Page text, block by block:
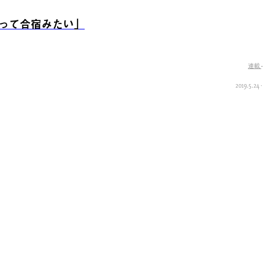
合宿みたい」
連載 ·
2019.5.24·